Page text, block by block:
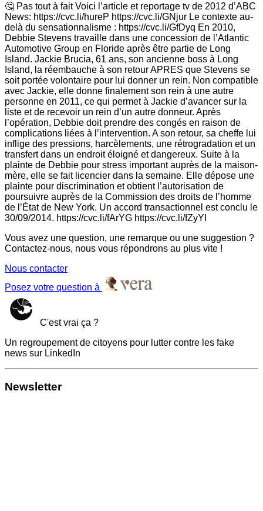
🤔 Pas tout à fait Voici l’article et reportage tv de 2012 d’ABC
News: https://cvc.li/hureP https://cvc.li/GNjur Le contexte au-
delà du sensationnalisme : https://cvc.li/GfDyq En 2010,
Debbie Stevens travaille dans une concession de l’Atlantic
Automotive Group en Floride après être partie de Long
Island. Jackie Brucia, 61 ans, son ancienne boss à Long
Island, la réembauche à son retour APRES que Stevens se
soit portée volontaire pour lui donner un rein. Non compatible
avec Jackie, elle donne finalement son rein à une autre
personne en 2011, ce qui permet à Jackie d’avancer sur la
liste et de recevoir un rein d’un autre donneur. Après
l’opération, Debbie doit prendre des congés en raison de
complications liées à l’intervention. A son retour, sa cheffe lui
inflige des pressions, harcèlements, une rétrogradation et un
transfert dans un endroit éloigné et dangereux. Suite à la
plainte de Debbie pour stress important auprès de la maison-
mère, elle se fait licencier dans la semaine. Elle dépose une
plainte pour discrimination et obtient l’autorisation de
poursuivre auprès de la Commission des droits de l’homme
de l’État de New York. Un accord transactionnel est conclu le
30/09/2014. https://cvc.li/fArYG https://cvc.li/fZyYI
Vous avez une question, une remarque ou une suggestion ?
Contactez-nous, nous vous répondrons au plus vite !
Nous contacter
Posez votre question à
C'est vrai ça ?
Un regroupement de citoyens pour lutter contre les fake
news sur LinkedIn
Newsletter